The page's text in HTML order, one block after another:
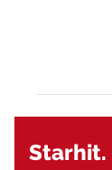
Starhit.